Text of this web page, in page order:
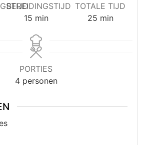
BEREIDINGSTIJD
15 min
TOTALE TIJD
25 min
PORTIES
4 personen